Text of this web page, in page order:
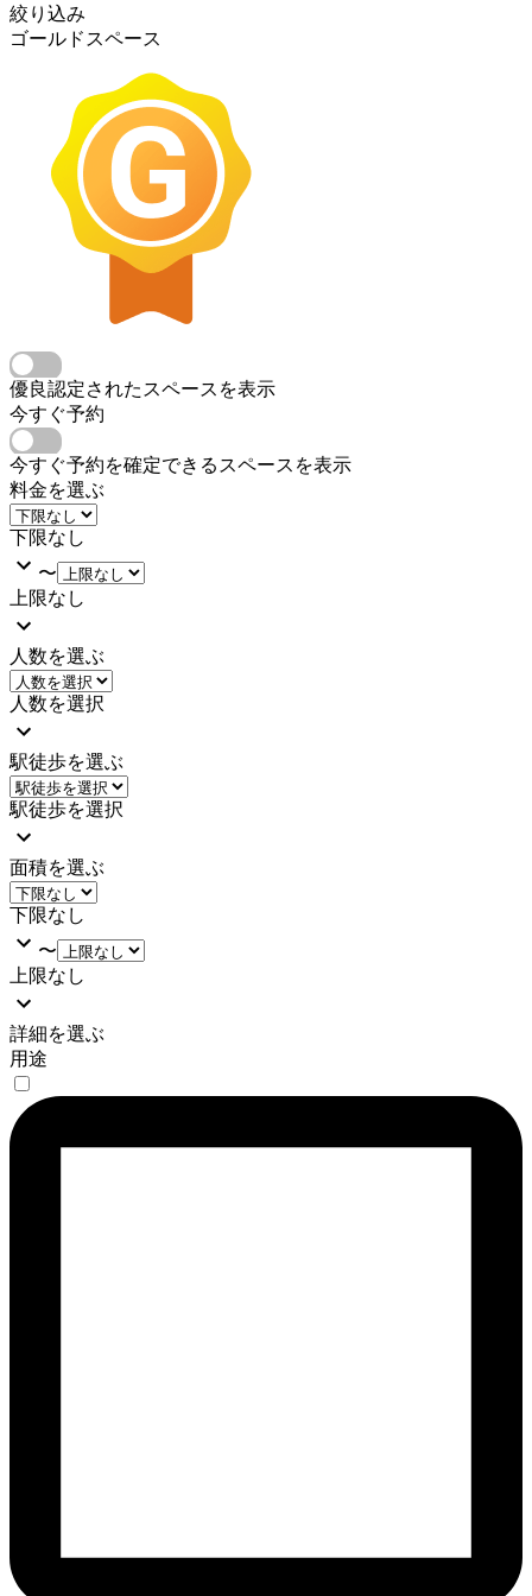
絞り込み
ゴールドスペース
優良認定されたスペースを表示
今すぐ予約
今すぐ予約を確定できるスペースを表示
料金を選ぶ
下限なし
〜
上限なし
人数を選ぶ
人数を選択
駅徒歩を選ぶ
駅徒歩を選択
面積を選ぶ
下限なし
〜
上限なし
詳細を選ぶ
用途